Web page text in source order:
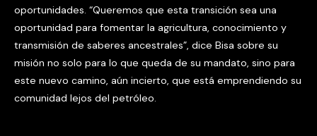
oportunidades. “Queremos que esta transición sea una
oportunidad para fomentar la agricultura, conocimiento y
transmisión de saberes ancestrales”, dice Bisa sobre su
misión no solo para lo que queda de su mandato, sino para
este nuevo camino, aún incierto, que está emprendiendo su
comunidad lejos del petróleo.